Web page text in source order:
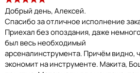
Добрый день, Алексей.
Спасибо за отличное исполнение
Приехал без опоздания, даже
был весь необходимый
арсеналинструмента. Причём видно,
экономит на инструменте. Макита,